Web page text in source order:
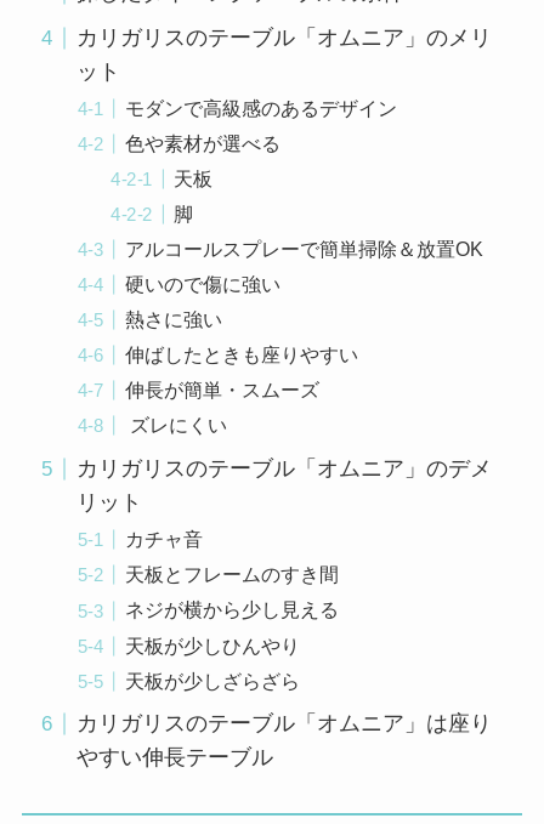
カリガリスのテーブル「オムニア」のメリ
ット
モダンで高級感のあるデザイン
色や素材が選べる
天板
脚
アルコールスプレーで簡単掃除＆放置OK
硬いので傷に強い
熱さに強い
伸ばしたときも座りやすい
伸長が簡単・スムーズ
ズレにくい
カリガリスのテーブル「オムニア」のデメ
リット
カチャ音
天板とフレームのすき間
ネジが横から少し見える
天板が少しひんやり
天板が少しざらざら
カリガリスのテーブル「オムニア」は座り
やすい伸長テーブル